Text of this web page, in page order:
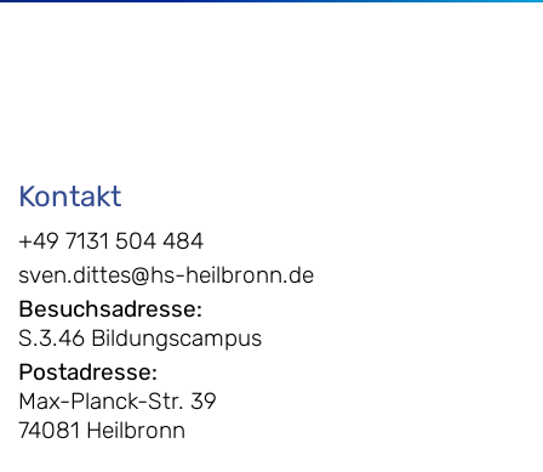
Kontakt
+49 7131 504 484
sven.dittes@hs-heilbronn.de
Besuchsadresse:
S.3.46 Bildungscampus
Postadresse:
Max-Planck-Str. 39
74081 Heilbronn